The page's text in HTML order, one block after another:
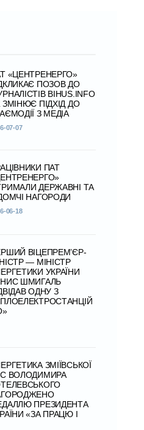
«ЦЕНТРЕНЕРГО»
ПОЗОВ ДО
BIHUS.INFO
ЗМІНЮЄ ПІДХІД ДО
З МЕДІА
07-07
ПАТ
ДЕРЖАВНІ ТА
НАГОРОДИ
06-18
ВІЦЕПРЕМ’ЄР-
— МІНІСТР
УКРАЇНИ
ШМИГАЛЬ
ОДНУ З
ЗМІЇВСЬКОЇ
ВОЛОДИМИРА
ПРЕЗИДЕНТА
«ЗА ПРАЦЮ І